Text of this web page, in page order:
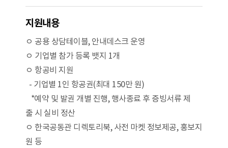
지원내용
ㅇ 공용 상담테이블, 안내데스크 운영
ㅇ 기업별 참가 등록 뱃지 1개
ㅇ 항공비 지원
- 기업별 1인 항공권(최대 150만 원)
*예약 및 발권 개별 진행, 행사종료 후 증빙서류 제
출 시 실비 정산
ㅇ 한국공동관 디렉토리북, 사전 마켓 정보제공, 홍보지
원 등